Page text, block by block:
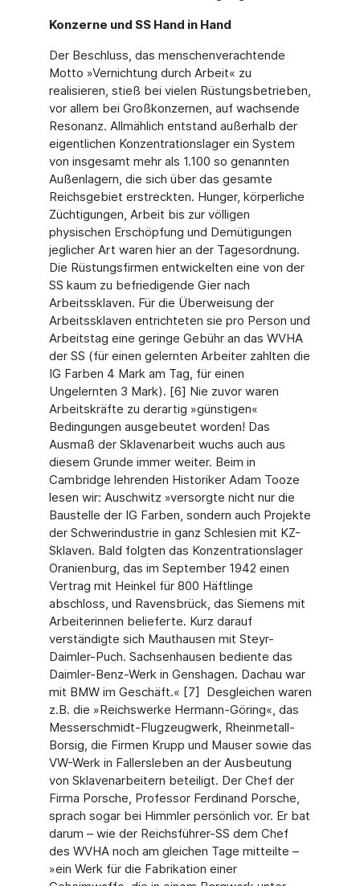
Konzerne und SS Hand in Hand
Der Beschluss, das menschenverachtende
Motto »Vernichtung durch Arbeit« zu
realisieren, stieß bei vielen Rüstungsbetrieben,
vor allem bei Großkonzernen, auf wachsende
Resonanz. Allmählich entstand außerhalb der
eigentlichen Konzentrationslager ein System
von insgesamt mehr als 1.100 so genannten
Außenlagern, die sich über das gesamte
Reichsgebiet erstreckten. Hunger, körperliche
Züchtigungen, Arbeit bis zur völligen
physischen Erschöpfung und Demütigungen
jeglicher Art waren hier an der Tagesordnung.
Die Rüstungsfirmen entwickelten eine von der
SS kaum zu befriedigende Gier nach
Arbeitssklaven. Für die Überweisung der
Arbeitssklaven entrichteten sie pro Person und
Arbeitstag eine geringe Gebühr an das WVHA
der SS (für einen gelernten Arbeiter zahlten die
IG Farben 4 Mark am Tag, für einen
Ungelernten 3 Mark). [6] Nie zuvor waren
Arbeitskräfte zu derartig »günstigen«
Bedingungen ausgebeutet worden! Das
Ausmaß der Sklavenarbeit wuchs auch aus
diesem Grunde immer weiter. Beim in
Cambridge lehrenden Historiker Adam Tooze
lesen wir: Auschwitz »versorgte nicht nur die
Baustelle der IG Farben, sondern auch Projekte
der Schwerindustrie in ganz Schlesien mit KZ-
Sklaven. Bald folgten das Konzentrationslager
Oranienburg, das im September 1942 einen
Vertrag mit Heinkel für 800 Häftlinge
abschloss, und Ravensbrück, das Siemens mit
Arbeiterinnen belieferte. Kurz darauf
verständigte sich Mauthausen mit Steyr-
Daimler-Puch. Sachsenhausen bediente das
Daimler-Benz-Werk in Genshagen. Dachau war
mit BMW im Geschäft.« [7] Desgleichen waren
z.B. die »Reichswerke Hermann-Göring«, das
Messerschmidt-Flugzeugwerk, Rheinmetall-
Borsig, die Firmen Krupp und Mauser sowie das
VW-Werk in Fallersleben an der Ausbeutung
von Sklavenarbeitern beteiligt. Der Chef der
Firma Porsche, Professor Ferdinand Porsche,
sprach sogar bei Himmler persönlich vor. Er bat
darum – wie der Reichsführer-SS dem Chef
des WVHA noch am gleichen Tage mitteilte –
»ein Werk für die Fabrikation einer